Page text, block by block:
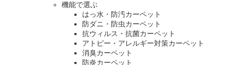
機能で選ぶ
はっ水・防汚カーペット
防ダニ・防虫カーペット
抗ウィルス・抗菌カーペット
アトピー・アレルギー対策カーペット
消臭カーペット
防炎カーペット